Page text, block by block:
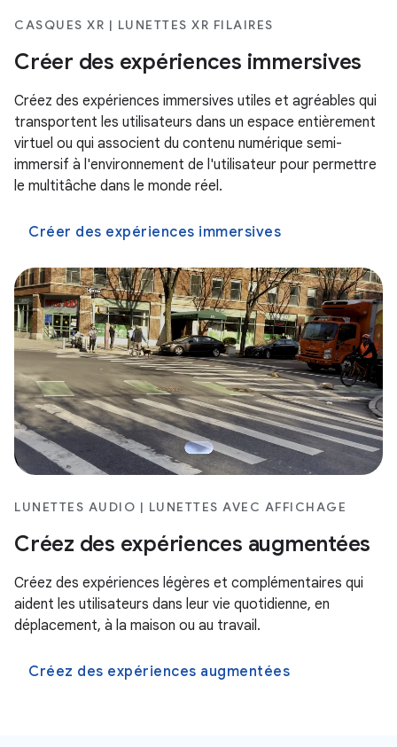
CASQUES XR | LUNETTES XR FILAIRES
Créer des expériences immersives
Créez des expériences immersives utiles et agréables qui
transportent les utilisateurs dans un espace entièrement
virtuel ou qui associent du contenu numérique semi-
immersif à l'environnement de l'utilisateur pour permettre
le multitâche dans le monde réel.
Créer des expériences immersives
LUNETTES AUDIO | LUNETTES AVEC AFFICHAGE
Créez des expériences augmentées
Créez des expériences légères et complémentaires qui
aident les utilisateurs dans leur vie quotidienne, en
déplacement, à la maison ou au travail.
Créez des expériences augmentées